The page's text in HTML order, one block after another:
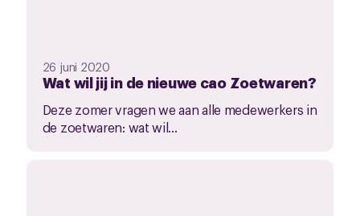
26 juni 2020
Wat wil jij in de nieuwe cao Zoetwaren?
Deze zomer vragen we aan alle medewerkers in
de zoetwaren: wat wil...